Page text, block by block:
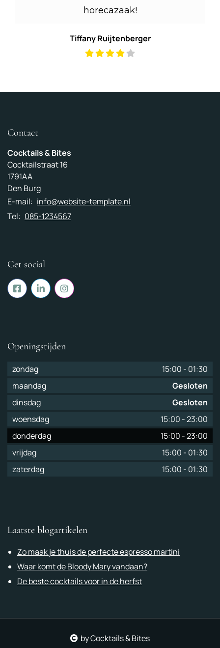
horecazaak!
Tiffany Ruijtenberger
Contact
Cocktails & Bites
Cocktailstraat 16
1791AA
Den Burg
E-mail: info@website-template.nl
Tel: 085-1234567
Get social
Openingstijden
zondag 15:00 - 01:30
maandag
Gesloten
dinsdag
Gesloten
woensdag
15:00 -23:00
donderdag
15:00 -23:00
vrijdag
15:00 - 01:30
zaterdag
15:00 - 01:30
Laatste blogartikelen
Zo maak je thuis de perfecte espresso martini
Waar komt de Bloody Mary vandaan?
De beste cocktails voor in de herfst
by Cocktails & Bites